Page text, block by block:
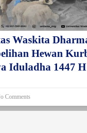
Waskita
Hewan
Iduladha 1447 H
Comments